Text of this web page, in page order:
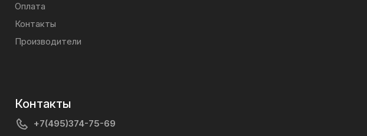
Оплата
Контакты
Производители
Контакты
+7(495)374-75-69